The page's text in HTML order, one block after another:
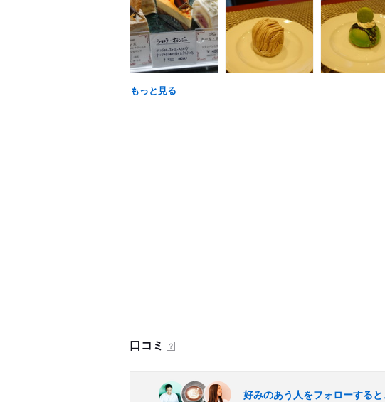
もっと見る
口コミ ？
好みのあう人をフォローする